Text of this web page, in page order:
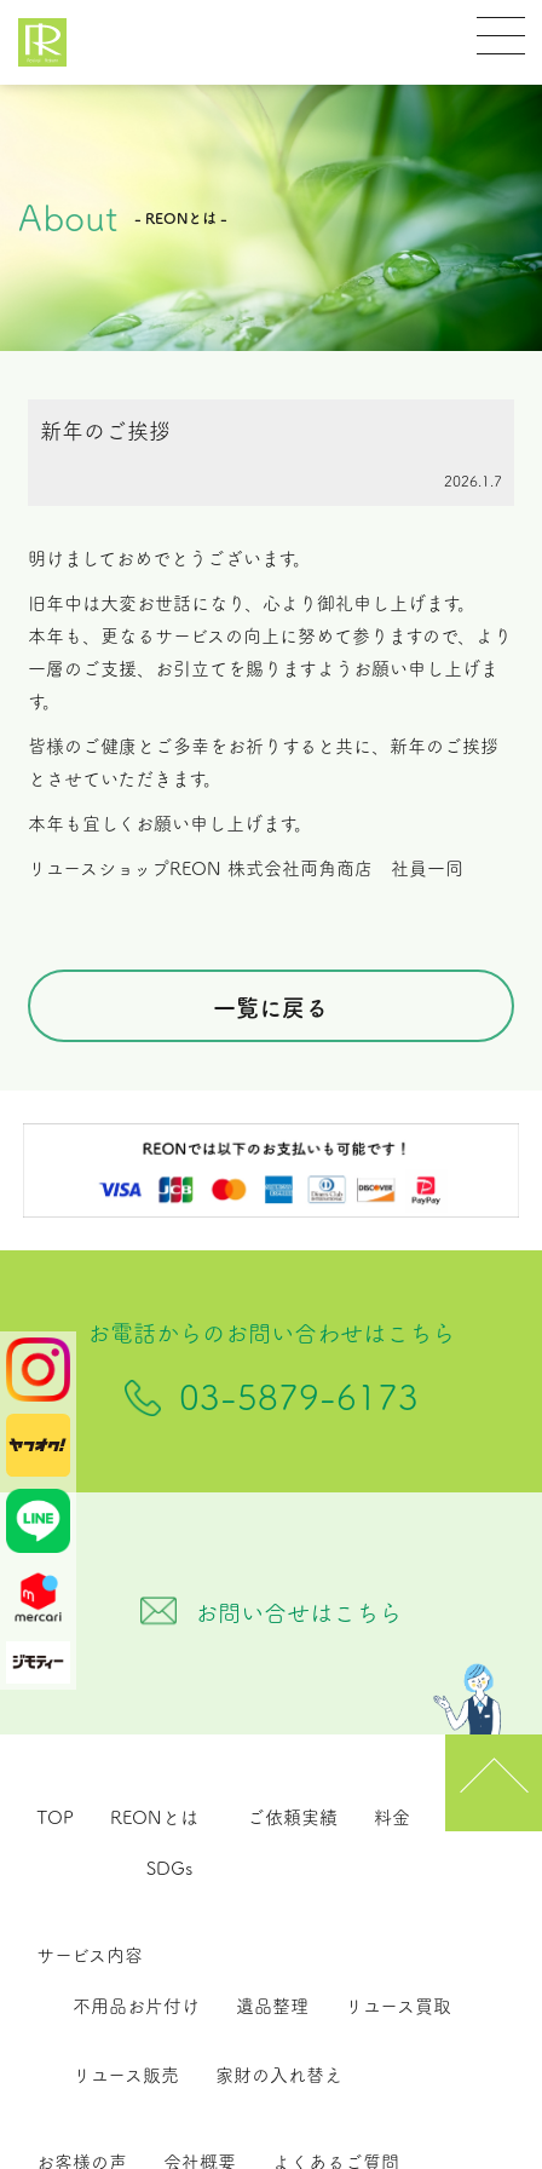
About - REONとは -
新年のご挨拶
2026.1.7
明けましておめでとうございます。
旧年中は大変お世話になり、心より御礼申し上げます。
本年も、更なるサービスの向上に努めて参りますので、より
一層のご支援、お引立てを賜りますようお願い申し上げま
す。
皆様のご健康とご多幸をお祈りすると共に、新年のご挨拶
とさせていただきます。
本年も宜しくお願い申し上げます。
リユースショップREON 株式会社両角商店 社員一同
一覧に戻る
お電話からのお問い合わせはこちら
03-5879-6173
お問い合せはこちら
TOP REONとは
SDGs
ご依頼実績 料金
サービス内容
不用品お片付け 遺品整理 リユース買取
リユース販売 家財の入れ替え
お客様の声 会社概要 よくあるご質問